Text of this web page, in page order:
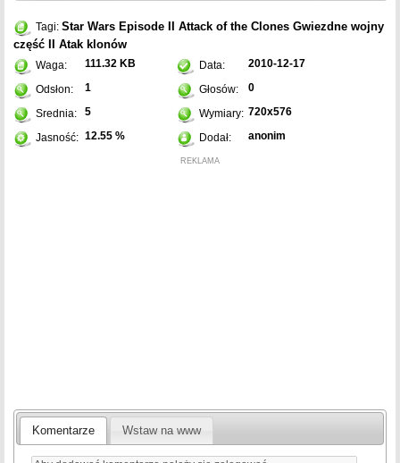
Tagi: Star Wars Episode II Attack of the Clones Gwiezdne wojny
część II Atak klonów
Waga: 111.32 KB Data: 2010-12-17
Odsłon: 1 Głosów: 0
Srednia: 5 Wymiary: 720x576
Jasność: 12.55 % Dodał: anonim
REKLAMA
Komentarze Wstaw na www